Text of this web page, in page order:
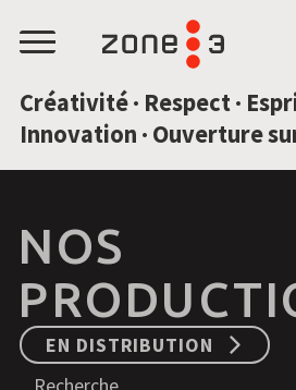
Menu
Créativité · Respect ·
Innovation · Ouverture
NOS
EN DISTRIBUTION
Recherche